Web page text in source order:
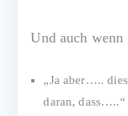
Und auch wenn
„Ja aber…..
daran, dass…..“